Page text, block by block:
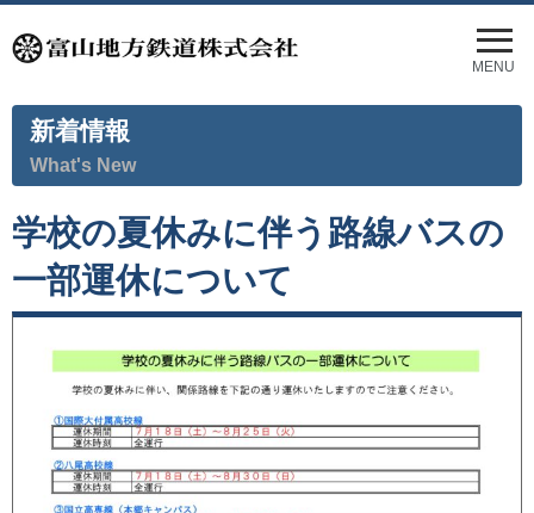
メ
ニ
ュ
ー
MENU
新着情報
What's New
学校の夏休みに伴う路線バスの
一部運休について